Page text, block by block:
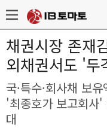
채권시장 존재
외채권서도 '두
국·특수·회사채 보
'최종호가 보고회
대